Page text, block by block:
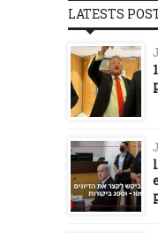
LATESTS